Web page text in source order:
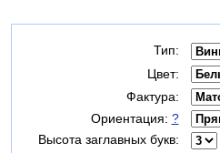
Тип:
Цвет:
Фактура:
Ориентация: ?
Высота заглавных букв: